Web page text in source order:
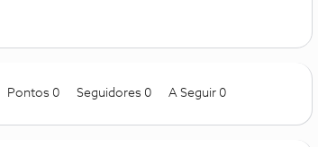
Pontos 0 Seguidores 0 A Seguir 0